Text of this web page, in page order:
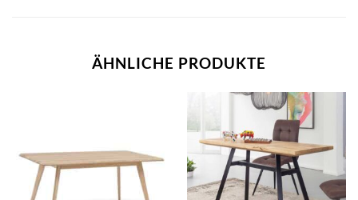
ÄHNLICHE PRODUKTE